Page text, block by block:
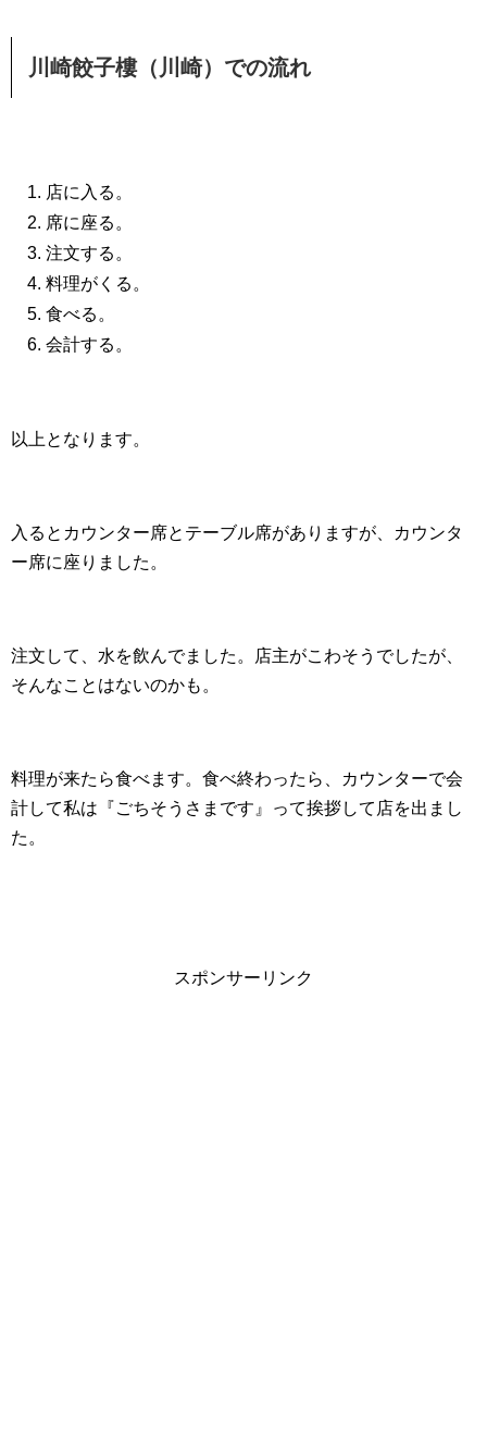
川崎餃子樓（川崎）での流れ
店に入る。
席に座る。
注文する。
料理がくる。
食べる。
会計する。
以上となります。
入るとカウンター席とテーブル席がありますが、カウンタ
ー席に座りました。
注文して、水を飲んでました。店主がこわそうでしたが、
そんなことはないのかも。
料理が来たら食べます。食べ終わったら、カウンターで会
計して私は『ごちそうさまです』って挨拶して店を出まし
た。
スポンサーリンク